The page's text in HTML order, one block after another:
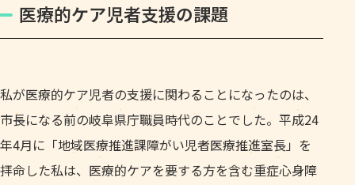
医療的ケア児者支援の課題
私が医療的ケア児者の支援に関わることになったのは、
市長になる前の岐阜県庁職員時代のことでした。平成24
年4月に「地域医療推進課障がい児者医療推進室長」を
拝命した私は、医療的ケアを要する方を含む重症心身障